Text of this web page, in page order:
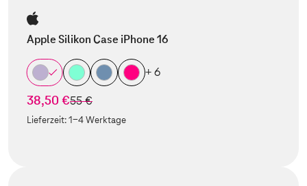
Apple Silikon Case iPhone 16
+ 6
38,50 €statt
55 €
Lieferzeit:1-4 Werktage